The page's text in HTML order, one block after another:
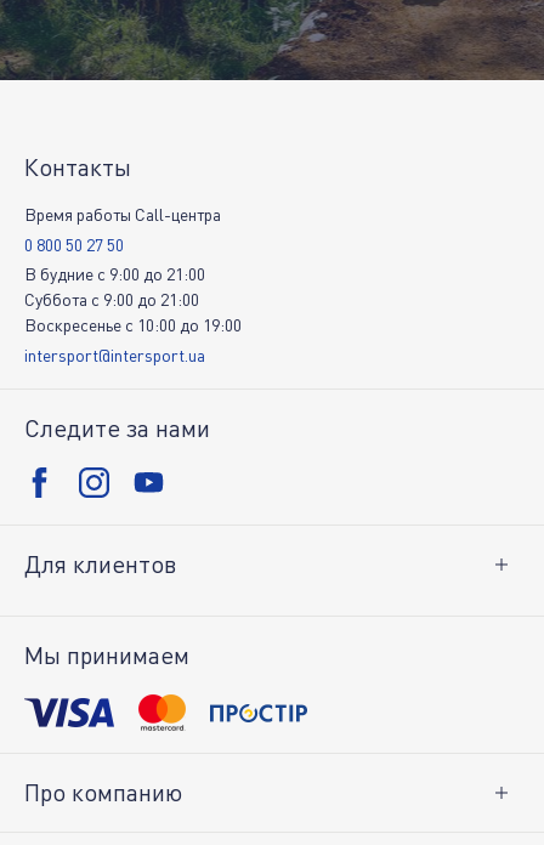
Контакты
Время работы Call-центра
0 800 50 27 50
В будние c 9:00 до 21:00
Суббота c 9:00 до 21:00
Воскресенье c 10:00 до 19:00
intersport@intersport.ua
Следите за нами
Для клиентов
Возврат товара
Мы принимаем
Про компанию